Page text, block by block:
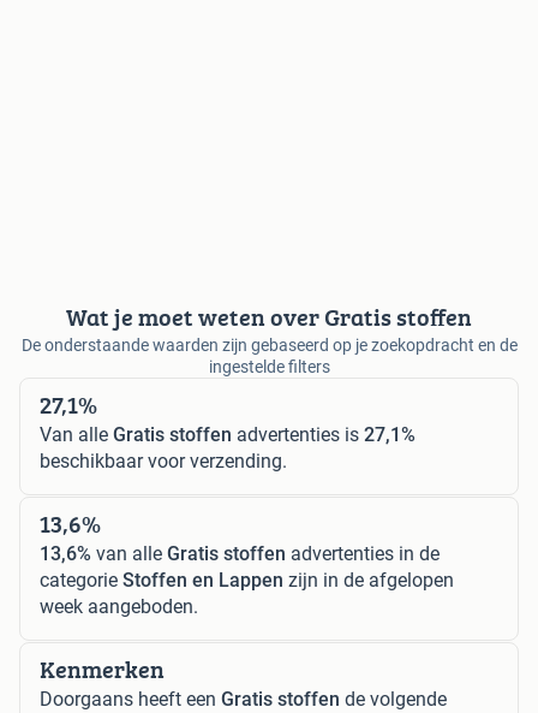
Wat je moet weten over Gratis stoffen
De onderstaande waarden zijn gebaseerd op je zoekopdracht en de
ingestelde filters
27,1%
Van alle Gratis stoffen advertenties is 27,1%
beschikbaar voor verzending.
13,6%
13,6% van alle Gratis stoffen advertenties in de
categorie Stoffen en Lappen zijn in de afgelopen
week aangeboden.
Kenmerken
Doorgaans heeft een Gratis stoffen de volgende